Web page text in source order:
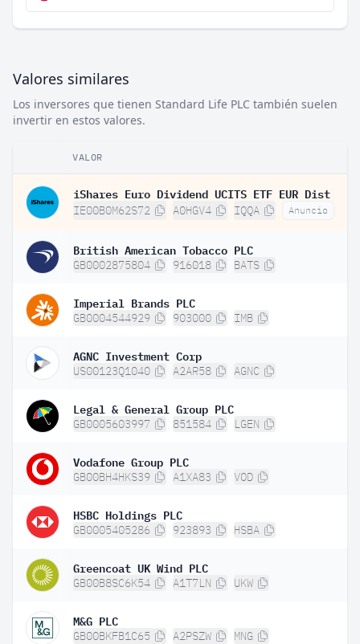
Valores similares
Los inversores que tienen Standard Life PLC también suelen
invertir en estos valores.
VALOR
iShares Euro Dividend UCITS ETF EUR Dist
IE00B0M62S72 A0HGV4 IQQA Anuncio
British American Tobacco PLC
GB0002875804 916018 BATS
Imperial Brands PLC
GB0004544929 903000 IMB
AGNC Investment Corp
US00123Q1040 A2AR58 AGNC
Legal & General Group PLC
GB0005603997 851584 LGEN
Vodafone Group PLC
GB00BH4HKS39 A1XA83 VOD
HSBC Holdings PLC
GB0005405286 923893 HSBA
Greencoat UK Wind PLC
GB00B8SC6K54 A1T7LN UKW
M&G PLC
GB00BKFB1C65 A2PSZW MNG